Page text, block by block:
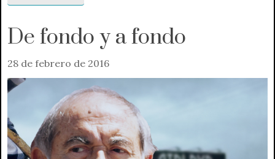
De fondo y a fondo
28 de febrero de 2016